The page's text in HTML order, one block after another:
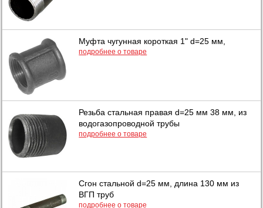
Муфта чугунная короткая 1" d=25 мм,
подробнее о товаре
Резьба стальная правая d=25 мм 38 мм, из
водогазопроводной трубы
подробнее о товаре
Сгон стальной d=25 мм, длина 130 мм из
ВГП труб
подробнее о товаре